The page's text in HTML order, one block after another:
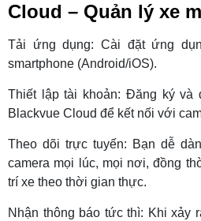
Cloud – Quản lý xe
Tải ứng dụng: Cài đặt ứng
smartphone (Android/iOS).
Thiết lập tài khoản: Đăng ký và
Blackvue Cloud để kết nối với
Theo dõi trực tuyến: Bạn dễ
camera mọi lúc, mọi nơi, đồng
trí xe theo thời gian thực.
Nhận thông báo tức thì: Khi xảy